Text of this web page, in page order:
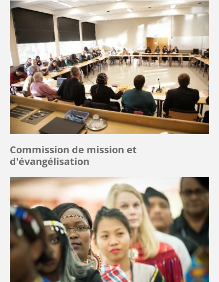
Commission de mission et
d'évangélisation